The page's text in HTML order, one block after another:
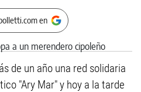
en
de un año una red solidaria
"Ary Mar" y hoy a la tarde